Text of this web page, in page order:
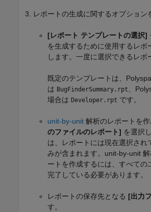
レポートの生成に関するオプション
[レポート テンプレートの選択]
を生成するために使用するレポ
します。一度に選択できるレポ
既定のテンプレートは、
は BugFinderSummary.rpt 、
場合は Developer.rpt です。
unit-by-unit 解析のレポートを作
のファイルのレポート] を選択
は、レポートには現在選択され
みが含まれます。unit-by-unit
ートを作成するには、すべての
完了している必要があります。
レポートの保存先となる [出力
す。